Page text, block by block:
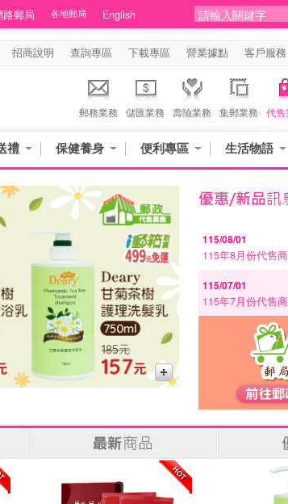
路郵局 各地郵局 English
招商說明 查詢專區 下載專區 營業據點 客戶服務
郵務業務 儲匯業務 壽險業務 集郵業務 代售
禮 保健養身 便利專區 生活物語
115/08/01
115年8月份代售
115/07/01
115年7月份代售